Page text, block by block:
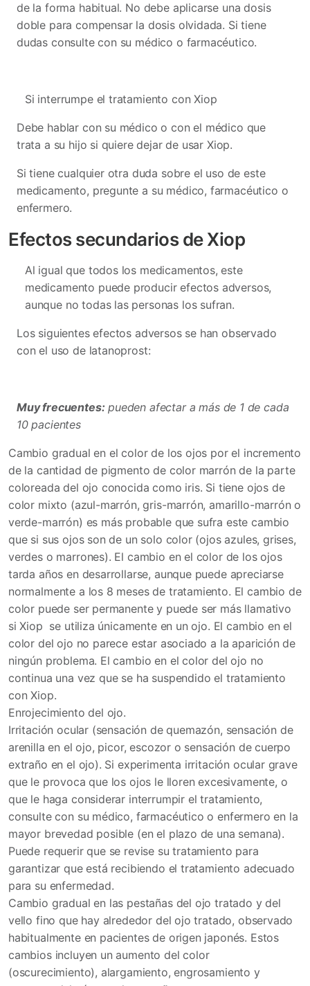
de la forma habitual. No debe aplicarse una dosis
doble para compensar la dosis olvidada. Si tiene
dudas consulte con su médico o farmacéutico.
Si interrumpe el tratamiento con Xiop
Debe hablar con su médico o con el médico que
trata a su hijo si quiere dejar de usar Xiop.
Si tiene cualquier otra duda sobre el uso de este
medicamento, pregunte a su médico, farmacéutico o
enfermero.
Efectos secundarios de Xiop
Al igual que todos los medicamentos, este
medicamento puede producir efectos adversos,
aunque no todas las personas los sufran.
Los siguientes efectos adversos se han observado
con el uso de latanoprost:
Muy frecuentes: pueden afectar a más de 1 de cada
10 pacientes
Cambio gradual en el color de los ojos por el incremento
de la cantidad de pigmento de color marrón de la parte
coloreada del ojo conocida como iris. Si tiene ojos de
color mixto (azul-marrón, gris-marrón, amarillo-marrón o
verde-marrón) es más probable que sufra este cambio
que si sus ojos son de un solo color (ojos azules, grises,
verdes o marrones). El cambio en el color de los ojos
tarda años en desarrollarse, aunque puede apreciarse
normalmente a los 8 meses de tratamiento. El cambio de
color puede ser permanente y puede ser más llamativo
si Xiop se utiliza únicamente en un ojo. El cambio en el
color del ojo no parece estar asociado a la aparición de
ningún problema. El cambio en el color del ojo no
continua una vez que se ha suspendido el tratamiento
con Xiop.
Enrojecimiento del ojo.
Irritación ocular (sensación de quemazón, sensación de
arenilla en el ojo, picor, escozor o sensación de cuerpo
extraño en el ojo). Si experimenta irritación ocular grave
que le provoca que los ojos le lloren excesivamente, o
que le haga considerar interrumpir el tratamiento,
consulte con su médico, farmacéutico o enfermero en la
mayor brevedad posible (en el plazo de una semana).
Puede requerir que se revise su tratamiento para
garantizar que está recibiendo el tratamiento adecuado
para su enfermedad.
Cambio gradual en las pestañas del ojo tratado y del
vello fino que hay alrededor del ojo tratado, observado
habitualmente en pacientes de origen japonés. Estos
cambios incluyen un aumento del color
(oscurecimiento), alargamiento, engrosamiento y